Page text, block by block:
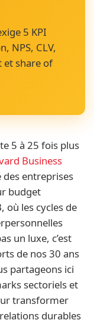
5 KPI
NPS, CLV,
et share of
5 à 25 fois plus
Business
entreprises
budget
où les cycles de
un luxe, c’est
de nos 30 ans
partageons ici
sectoriels et
transformer
durables